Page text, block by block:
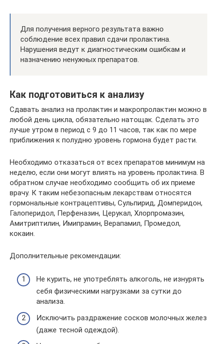
Для получения верного результата важно
соблюдение всех правил сдачи пролактина.
Нарушения ведут к диагностическим ошибкам и
назначению ненужных препаратов.
Как подготовиться к анализу
Сдавать анализ на пролактин и макропролактин можно в
любой день цикла, обязательно натощак. Сделать это
лучше утром в период с 9 до 11 часов, так как по мере
приближения к полудню уровень гормона будет расти.
Необходимо отказаться от всех препаратов минимум на
неделю, если они могут влиять на уровень пролактина. В
обратном случае необходимо сообщить об их приеме
врачу. К таким небезопасным лекарствам относятся
гормональные контрацептивы, Сульпирид, Домперидон,
Галоперидол, Перфеназин, Церукал, Хлорпромазин,
Амитриптилин, Имипрамин, Верапамил, Промедол,
кокаин.
Дополнительные рекомендации:
Не курить, не употреблять алкоголь, не изнурять
себя физическими нагрузками за сутки до
анализа.
Исключить раздражение сосков молочных желез
(даже тесной одеждой).